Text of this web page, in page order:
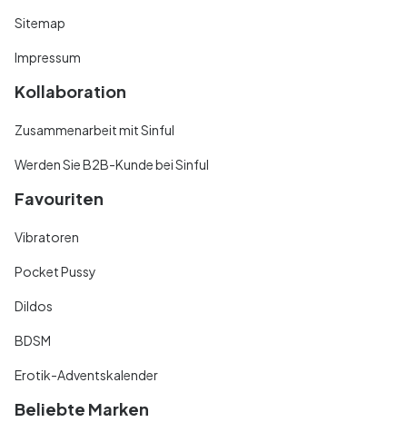
Sitemap
Impressum
Kollaboration
Zusammenarbeit mit Sinful
Werden Sie B2B-Kunde bei Sinful
Favouriten
Vibratoren
Pocket Pussy
Dildos
BDSM
Erotik-Adventskalender
Beliebte Marken